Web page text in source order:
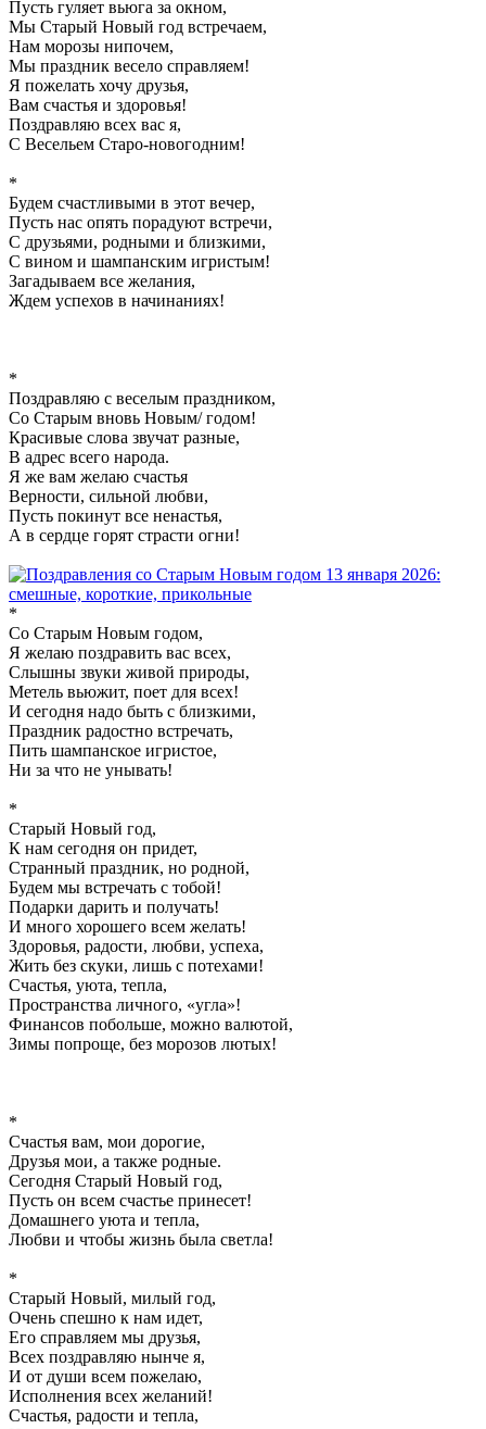
Пусть гуляет вьюга за окном,
Мы Старый Новый год встречаем,
Нам морозы нипочем,
Мы праздник весело справляем!
Я пожелать хочу друзья,
Вам счастья и здоровья!
Поздравляю всех вас я,
С Весельем Старо-новогодним!
*
Будем счастливыми в этот вечер,
Пусть нас опять порадуют встречи,
С друзьями, родными и близкими,
С вином и шампанским игристым!
Загадываем все желания,
Ждем успехов в начинаниях!
*
Поздравляю с веселым праздником,
Со Старым вновь Новым/ годом!
Красивые слова звучат разные,
В адрес всего народа.
Я же вам желаю счастья
Верности, сильной любви,
Пусть покинут все ненастья,
А в сердце горят страсти огни!
*
Со Старым Новым годом,
Я желаю поздравить вас всех,
Слышны звуки живой природы,
Метель вьюжит, поет для всех!
И сегодня надо быть с близкими,
Праздник радостно встречать,
Пить шампанское игристое,
Ни за что не унывать!
*
Старый Новый год,
К нам сегодня он придет,
Странный праздник, но родной,
Будем мы встречать с тобой!
Подарки дарить и получать!
И много хорошего всем желать!
Здоровья, радости, любви, успеха,
Жить без скуки, лишь с потехами!
Счастья, уюта, тепла,
Пространства личного, «угла»!
Финансов побольше, можно валютой,
Зимы попроще, без морозов лютых!
*
Счастья вам, мои дорогие,
Друзья мои, а также родные.
Сегодня Старый Новый год,
Пусть он всем счастье принесет!
Домашнего уюта и тепла,
Любви и чтобы жизнь была светла!
*
Старый Новый, милый год,
Очень спешно к нам идет,
Его справляем мы друзья,
Всех поздравляю нынче я,
И от души всем пожелаю,
Исполнения всех желаний!
Счастья, радости и тепла,